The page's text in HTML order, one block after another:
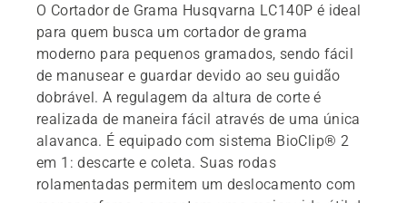
O Cortador de Grama Husqvarna LC140P é ideal
para quem busca um cortador de grama
moderno para pequenos gramados, sendo fácil
de manusear e guardar devido ao seu guidão
dobrável. A regulagem da altura de corte é
realizada de maneira fácil através de uma única
alavanca. É equipado com sistema BioClip® 2
em 1: descarte e coleta. Suas rodas
rolamentadas permitem um deslocamento com